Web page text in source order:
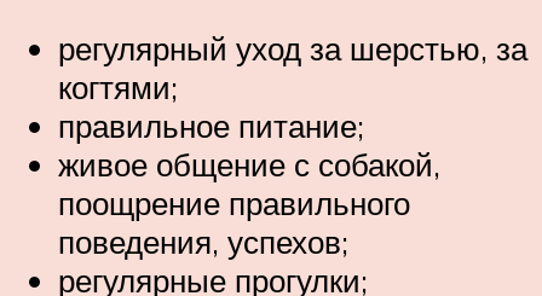
регулярный уход за шерстью, за
когтями;
правильное питание;
живое общение с собакой,
поощрение правильного
поведения, успехов;
регулярные прогулки;